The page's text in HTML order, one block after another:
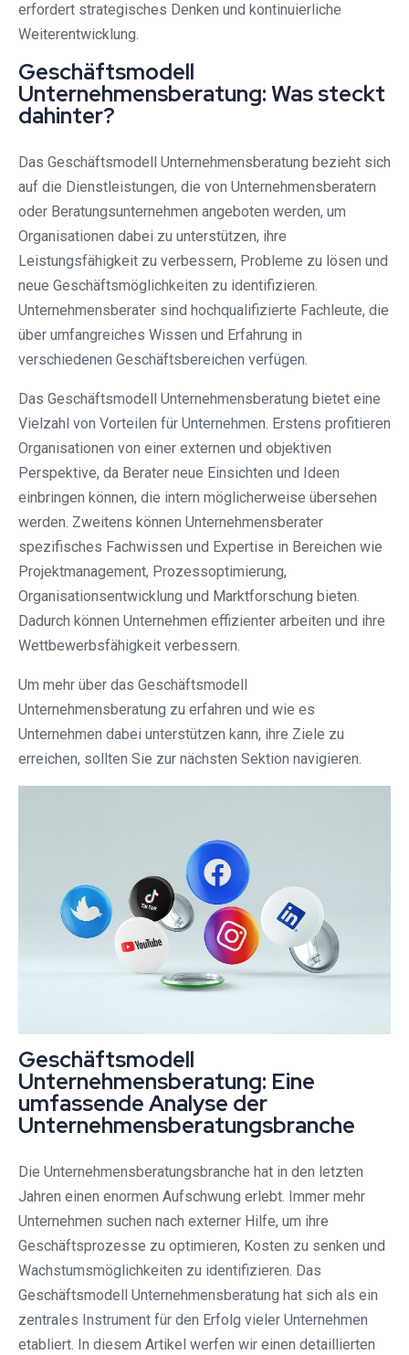
erfordert strategisches Denken und kontinuierliche
Weiterentwicklung.
Geschäftsmodell
Unternehmensberatung: Was steckt
dahinter?
Das Geschäftsmodell Unternehmensberatung bezieht sich
auf die Dienstleistungen, die von Unternehmensberatern
oder Beratungsunternehmen angeboten werden, um
Organisationen dabei zu unterstützen, ihre
Leistungsfähigkeit zu verbessern, Probleme zu lösen und
neue Geschäftsmöglichkeiten zu identifizieren.
Unternehmensberater sind hochqualifizierte Fachleute, die
über umfangreiches Wissen und Erfahrung in
verschiedenen Geschäftsbereichen verfügen.
Das Geschäftsmodell Unternehmensberatung bietet eine
Vielzahl von Vorteilen für Unternehmen. Erstens profitieren
Organisationen von einer externen und objektiven
Perspektive, da Berater neue Einsichten und Ideen
einbringen können, die intern möglicherweise übersehen
werden. Zweitens können Unternehmensberater
spezifisches Fachwissen und Expertise in Bereichen wie
Projektmanagement, Prozessoptimierung,
Organisationsentwicklung und Marktforschung bieten.
Dadurch können Unternehmen effizienter arbeiten und ihre
Wettbewerbsfähigkeit verbessern.
Um mehr über das Geschäftsmodell
Unternehmensberatung zu erfahren und wie es
Unternehmen dabei unterstützen kann, ihre Ziele zu
erreichen, sollten Sie zur nächsten Sektion navigieren.
Geschäftsmodell
Unternehmensberatung: Eine
umfassende Analyse der
Unternehmensberatungsbranche
Die Unternehmensberatungsbranche hat in den letzten
Jahren einen enormen Aufschwung erlebt. Immer mehr
Unternehmen suchen nach externer Hilfe, um ihre
Geschäftsprozesse zu optimieren, Kosten zu senken und
Wachstumsmöglichkeiten zu identifizieren. Das
Geschäftsmodell Unternehmensberatung hat sich als ein
zentrales Instrument für den Erfolg vieler Unternehmen
etabliert. In diesem Artikel werfen wir einen detaillierten